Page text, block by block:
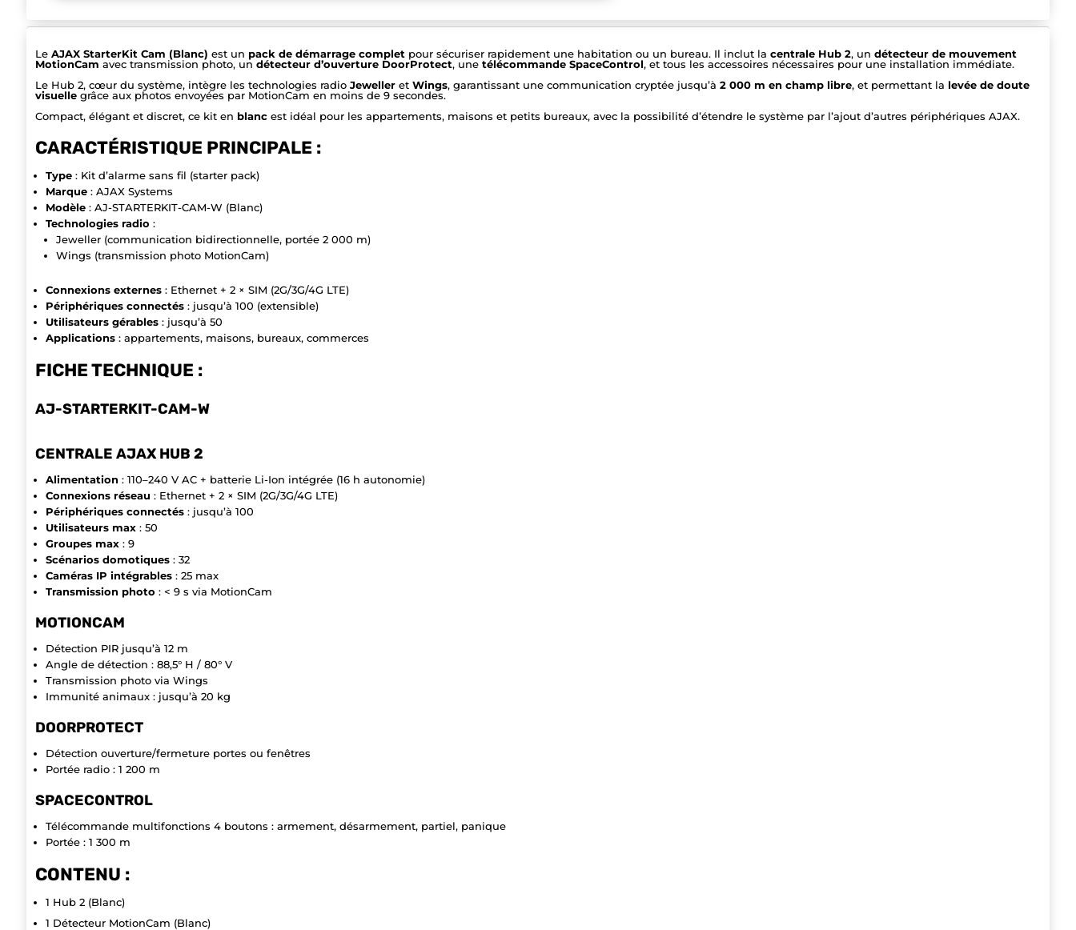
Le AJAX StarterKit Cam (Blanc) est un pack de démarrage complet pour sécuriser rapidement une habitation ou un bureau. Il inclut la centrale Hub 2, un détecteur de mouvement
MotionCam avec transmission photo, un détecteur d’ouverture DoorProtect, une télécommande SpaceControl, et tous les accessoires nécessaires pour une installation immédiate.
Le Hub 2, cœur du système, intègre les technologies radio Jeweller et Wings, garantissant une communication cryptée jusqu’à 2 000 m en champ libre, et permettant la levée de doute
visuelle grâce aux photos envoyées par MotionCam en moins de 9 secondes.
Compact, élégant et discret, ce kit en blanc est idéal pour les appartements, maisons et petits bureaux, avec la possibilité d’étendre le système par l’ajout d’autres périphériques AJAX.
CARACTÉRISTIQUE PRINCIPALE :
Type : Kit d’alarme sans fil (starter pack)
Marque : AJAX Systems
Modèle : AJ-STARTERKIT-CAM-W (Blanc)
Technologies radio :
Jeweller (communication bidirectionnelle, portée 2 000 m)
Wings (transmission photo MotionCam)
Connexions externes : Ethernet + 2 × SIM (2G/3G/4G LTE)
Périphériques connectés : jusqu’à 100 (extensible)
Utilisateurs gérables : jusqu’à 50
Applications : appartements, maisons, bureaux, commerces
FICHE TECHNIQUE :
AJ-STARTERKIT-CAM-W
CENTRALE AJAX HUB 2
Alimentation : 110–240 V AC + batterie Li-Ion intégrée (16 h autonomie)
Connexions réseau : Ethernet + 2 × SIM (2G/3G/4G LTE)
Périphériques connectés : jusqu’à 100
Utilisateurs max : 50
Groupes max : 9
Scénarios domotiques : 32
Caméras IP intégrables : 25 max
Transmission photo : < 9 s via MotionCam
MOTIONCAM
Détection PIR jusqu’à 12 m
Angle de détection : 88,5° H / 80° V
Transmission photo via Wings
Immunité animaux : jusqu’à 20 kg
DOORPROTECT
Détection ouverture/fermeture portes ou fenêtres
Portée radio : 1 200 m
SPACECONTROL
Télécommande multifonctions 4 boutons : armement, désarmement, partiel, panique
Portée : 1 300 m
CONTENU :
1 Hub 2 (Blanc)
1 Détecteur MotionCam (Blanc)